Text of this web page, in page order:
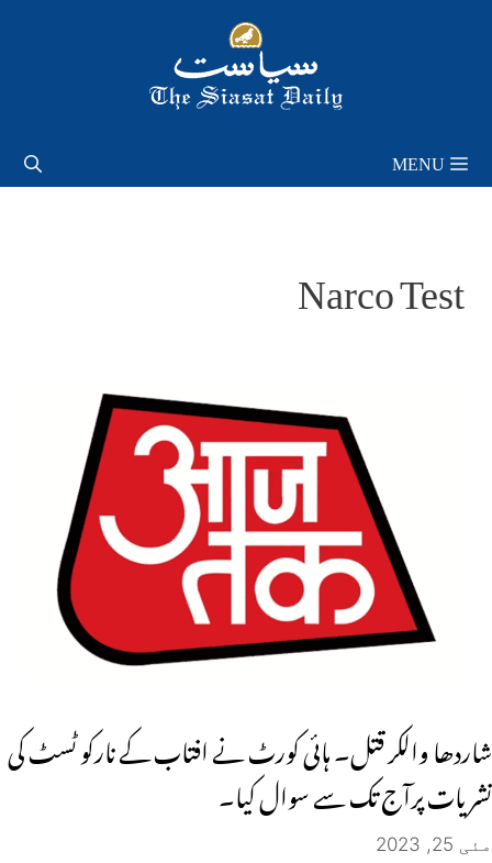
MENU
Narco Test
شاردھا والکر قتل۔ ہائی کورٹ نے افتاب کے نارکو ٹسٹ کی
نشریات پرآج تک سے سوال کیا۔
مئی 25, 2023